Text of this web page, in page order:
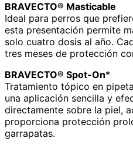
BRAVECTO® Masticable
Ideal para perros que
esta presentación permite
solo cuatro dosis al año.
tres meses de protección
BRAVECTO® Spot-On*
Tratamiento tópico en
una aplicación sencilla y
directamente sobre la piel,
proporciona protección
garrapatas.